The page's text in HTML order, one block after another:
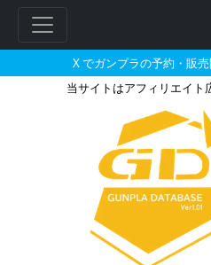
X でガンプラの予約・販
当サイトはアフィリエイト
抽選販売受付中